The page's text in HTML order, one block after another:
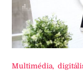
Multimédia,